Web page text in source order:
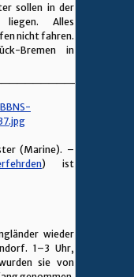
sollen in der
Alles
nicht fahren.
Bremen in
(Marine). –
) ist
wieder
1–3 Uhr,
sie von